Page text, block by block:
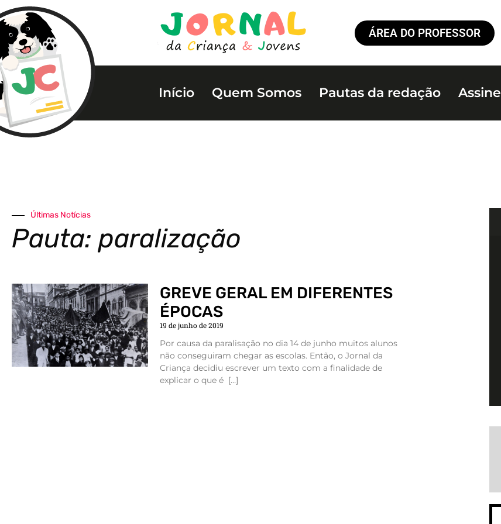
ÁREA DO PROFESSOR
Início Quem Somos Pautas da redação Assine
Últimas Notícias
Pauta: paralização
GREVE GERAL EM DIFERENTES
ÉPOCAS
19 de junho de 2019
Por causa da paralisação no dia 14 de junho muitos alunos
não conseguiram chegar as escolas. Então, o Jornal da
Criança decidiu escrever um texto com a finalidade de
explicar o que é […]